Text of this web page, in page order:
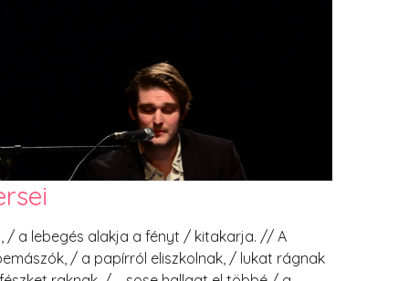
/ a lebegés alakja a fényt / kitakarja. // A
/ a papírról eliszkolnak, / lukat rágnak